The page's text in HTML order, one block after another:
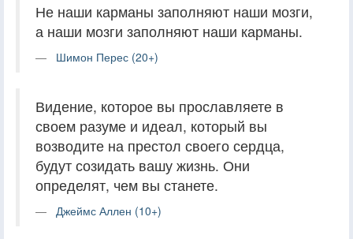
Не наши карманы заполняют наши мозги,
а наши мозги заполняют наши карманы.
Шимон Перес (20+)
Видение, которое вы прославляете в
своем разуме и идеал, который вы
возводите на престол своего сердца,
будут созидать вашу жизнь. Они
определят, чем вы станете.
Джеймс Аллен (10+)